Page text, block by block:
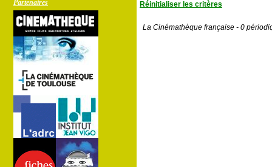
Partenaires
Réinitialiser les critères
La Cinémathèque française - 0